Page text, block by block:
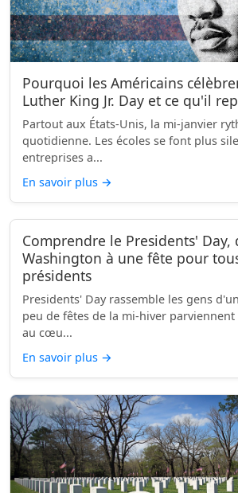
Pourquoi les Américains
Luther King Jr. Day et ce qu'il
Partout aux États-Unis, la mi-janvier
quotidienne. Les écoles se font plus
entreprises a...
En savoir plus →
Comprendre le Presidents' Day,
Washington à une fête pour
présidents
Presidents' Day rassemble les gens
peu de fêtes de la mi-hiver
au cœu...
En savoir plus →